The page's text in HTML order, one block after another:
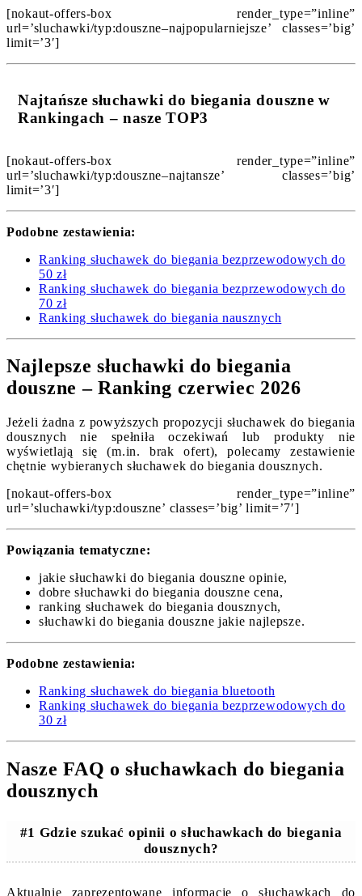
[nokaut-offers-box render_type=”inline”
url=’sluchawki/typ:douszne–najpopularniejsze’ classes=’big’
limit=’3′]
Najtańsze słuchawki do biegania douszne w
Rankingach – nasze TOP3
[nokaut-offers-box render_type=”inline”
url=’sluchawki/typ:douszne–najtansze’ classes=’big’
limit=’3′]
Podobne zestawienia:
Ranking słuchawek do biegania bezprzewodowych do
50 zł
Ranking słuchawek do biegania bezprzewodowych do
70 zł
Ranking słuchawek do biegania nausznych
Najlepsze słuchawki do biegania
douszne – Ranking czerwiec 2026
Jeżeli żadna z powyższych propozycji słuchawek do biegania
dousznych nie spełniła oczekiwań lub produkty nie
wyświetlają się (m.in. brak ofert), polecamy zestawienie
chętnie wybieranych słuchawek do biegania dousznych.
[nokaut-offers-box render_type=”inline”
url=’sluchawki/typ:douszne’ classes=’big’ limit=’7′]
Powiązania tematyczne:
jakie słuchawki do biegania douszne opinie,
dobre słuchawki do biegania douszne cena,
ranking słuchawek do biegania dousznych,
słuchawki do biegania douszne jakie najlepsze.
Podobne zestawienia:
Ranking słuchawek do biegania bluetooth
Ranking słuchawek do biegania bezprzewodowych do
30 zł
Nasze FAQ o słuchawkach do biegania
dousznych
#1 Gdzie szukać opinii o słuchawkach do biegania
dousznych?
Aktualnie zaprezentowane informacje o słuchawkach do